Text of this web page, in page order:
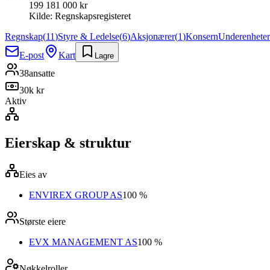
199 181 000 kr
Kilde: Regnskapsregisteret
Regnskap(11)Styre & Ledelse(6)Aksjonærer(1)KonsernUnderenheter
E-post
Kart Lagre
38ansatte
30k kr
Aktiv
Eierskap & struktur
Eies av
ENVIREX GROUP AS100 %
Største eiere
EVX MANAGEMENT AS100 %